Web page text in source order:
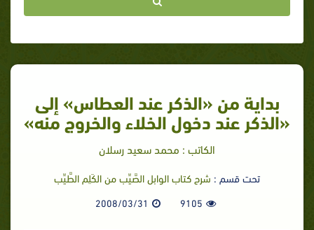
بداية من «الذكر عند العطاس» إلى
«الذكر عند دخول الخلاء والخروج منه»
الكاتب : محمد سعيد رسلان
تحت قسم : شرح كتاب الوابل الصَّيِّب من الكَلِم الطَّيِّب
9105
2008/03/31